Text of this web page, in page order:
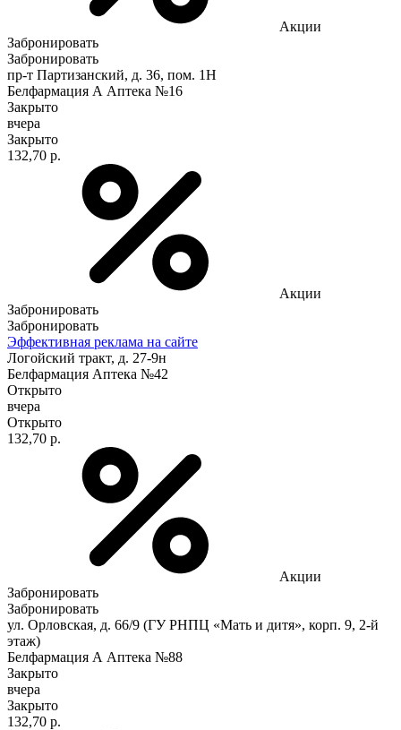
Акции
Забронировать
Забронировать
пр-т Партизанский, д. 36, пом. 1Н
Белфармация А Аптека №16
Закрыто
вчера
Закрыто
132,70 р.
Акции
Забронировать
Забронировать
Эффективная реклама на сайте
Логойский тракт, д. 27-9н
Белфармация Аптека №42
Открыто
вчера
Открыто
132,70 р.
Акции
Забронировать
Забронировать
ул. Орловская, д. 66/9 (ГУ РНПЦ «Мать и дитя», корп. 9, 2-й
этаж)
Белфармация А Аптека №88
Закрыто
вчера
Закрыто
132,70 р.